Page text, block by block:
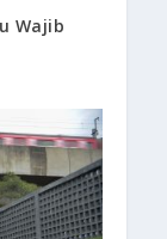
Wajib